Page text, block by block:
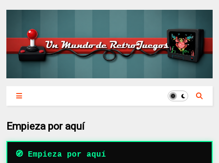
Empieza por aquí
🧭 Empieza por aquí